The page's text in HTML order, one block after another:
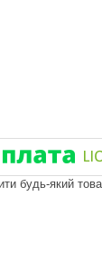
будь-який